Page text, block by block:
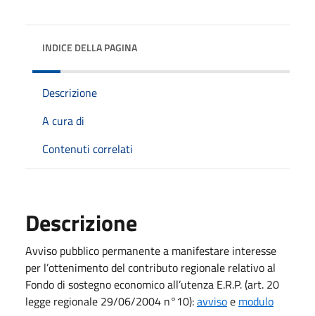
INDICE DELLA PAGINA
Descrizione
A cura di
Contenuti correlati
Descrizione
Avviso pubblico permanente a manifestare interesse
per l’ottenimento del contributo regionale relativo al
Fondo di sostegno economico all’utenza E.R.P. (art. 20
legge regionale 29/06/2004 n°10):avvisoe modulo